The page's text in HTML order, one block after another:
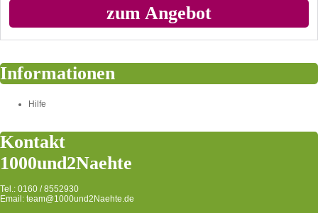
zum Angebot
Informationen
Hilfe
Kontakt
1000und2Naehte
Tel.: 0160 / 8552930
Email: team@1000und2Naehte.de